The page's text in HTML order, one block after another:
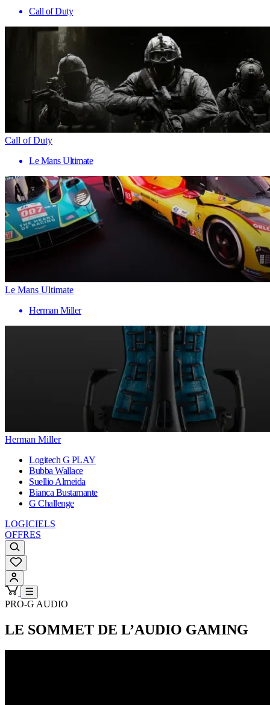
Call of Duty
Call of Duty
Le Mans Ultimate
Le Mans Ultimate
Herman Miller
Herman Miller
Logitech G PLAY
Bubba Wallace
Suellio Almeida
Bianca Bustamante
G Challenge
LOGICIELS
OFFRES
PRO-G AUDIO
LE SOMMET DE L’AUDIO GAMING